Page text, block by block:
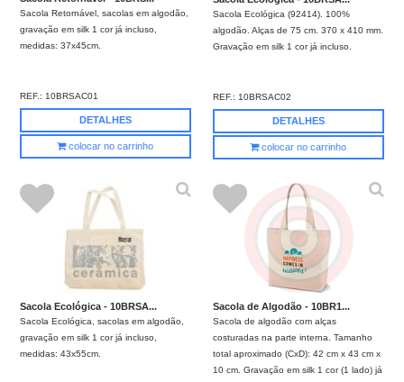
Sacola Retornável, sacolas em algodão,
gravação em silk 1 cor já incluso,
medidas: 37x45cm.
REF.: 10BRSAC01
DETALHES
colocar no carrinho
Sacola Ecológica (92414). 100%
algodão. Alças de 75 cm. 370 x 410 mm.
Gravação em silk 1 cor já incluso.
REF.: 10BRSAC02
DETALHES
colocar no carrinho
Sacola Ecológica - 10BRSA...
Sacola Ecológica, sacolas em algodão,
gravação em silk 1 cor já incluso,
medidas: 43x55cm.
Sacola de Algodão - 10BR1...
Sacola de algodão com alças
costuradas na parte interna. Tamanho
total aproximado (CxD): 42 cm x 43 cm x
10 cm. Gravação em silk 1 cor (1 lado) já